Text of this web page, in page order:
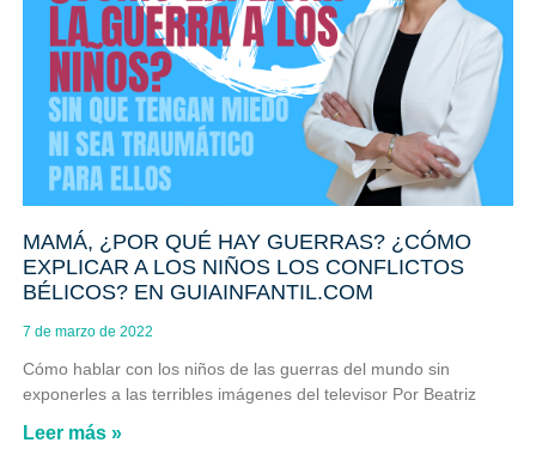
MAMÁ, ¿POR QUÉ HAY GUERRAS? ¿CÓMO
EXPLICAR A LOS NIÑOS LOS CONFLICTOS
BÉLICOS? EN GUIAINFANTIL.COM
7 de marzo de 2022
Cómo hablar con los niños de las guerras del mundo sin
exponerles a las terribles imágenes del televisor Por Beatriz
Leer más »